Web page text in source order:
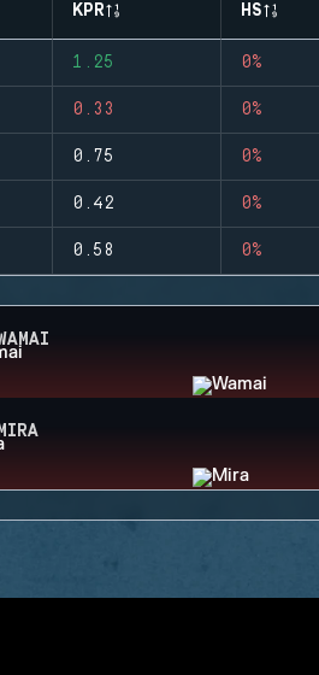
KPR HS
1.25 0%
0.33 0%
0.75 0%
0.42 0%
0.58 0%
MIRA